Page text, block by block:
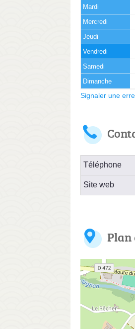
Mardi
Mercredi
Jeudi
Vendredi
Samedi
Dimanche
Signaler une
Téléphone
Site web
Plan